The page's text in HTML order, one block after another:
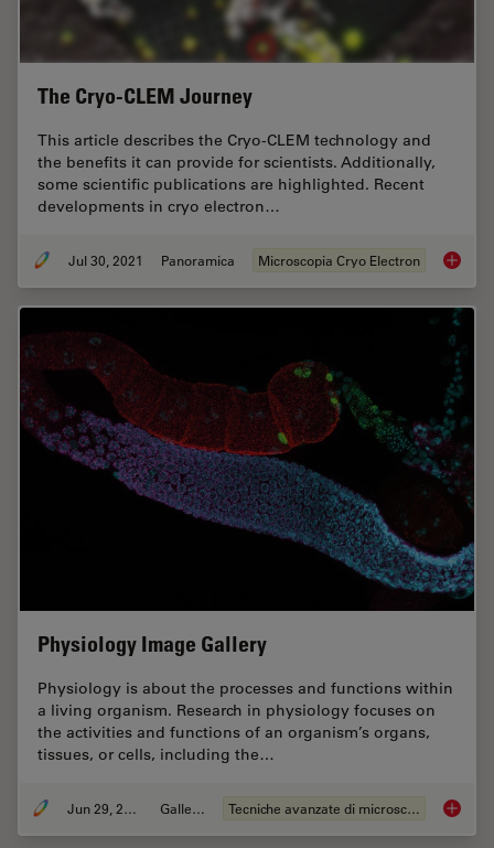
The Cryo-CLEM Journey
This article describes the Cryo-CLEM technology and
the benefits it can provide for scientists. Additionally,
some scientific publications are highlighted. Recent
developments in cryo electron…
Jul 30, 2021 Panoramica Microscopia Cryo Electron The
Physiology Image Gallery
Physiology is about the processes and functions within
a living organism. Research in physiology focuses on
the activities and functions of an organism’s organs,
tissues, or cells, including the…
Jun 29, 2021 Galleria Tecniche avanzate di microscopia